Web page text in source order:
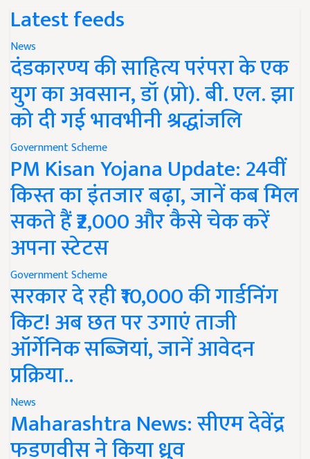
Latest feeds
News
दंडकारण्य की साहित्य परंपरा के एक
युग का अवसान, डॉ (प्रो). बी. एल. झा
को दी गई भावभीनी श्रद्धांजलि
Government Scheme
PM Kisan Yojana Update: 24वीं
किस्त का इंतजार बढ़ा, जानें कब मिल
सकते हैं ₹2,000 और कैसे चेक करें
अपना स्टेटस
Government Scheme
सरकार दे रही ₹10,000 की गार्डनिंग
किट! अब छत पर उगाएं ताजी
ऑर्गेनिक सब्जियां, जानें आवेदन
प्रक्रिया..
News
Maharashtra News: सीएम देवेंद्र
फडणवीस ने किया ध्रुव